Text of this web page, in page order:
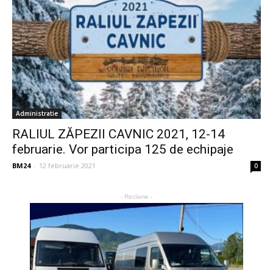
Administratie
RALIUL ZĂPEZII CAVNIC 2021, 12-14
februarie. Vor participa 125 de echipaje
BM24 - 12 februarie 2021 0
- Reclame -